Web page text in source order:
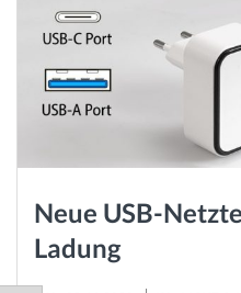
Neue USB-
Ladung